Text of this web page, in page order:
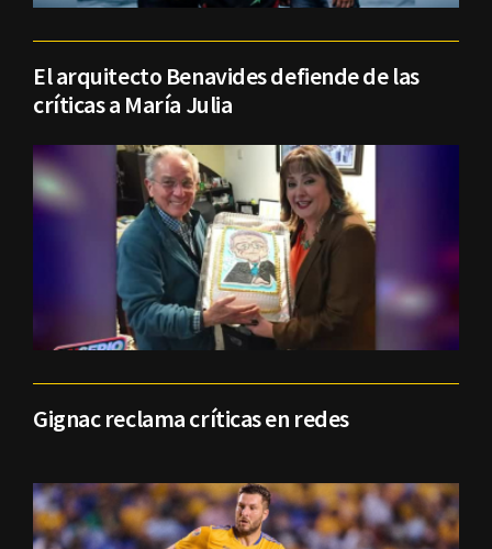
El arquitecto Benavides defiende de las
críticas a María Julia
Gignac reclama críticas en redes